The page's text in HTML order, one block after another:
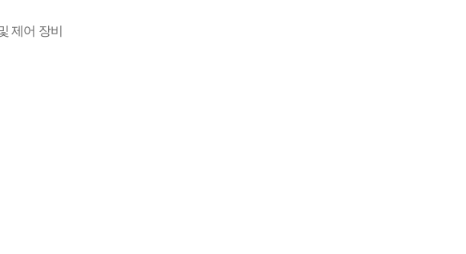
제어 장비